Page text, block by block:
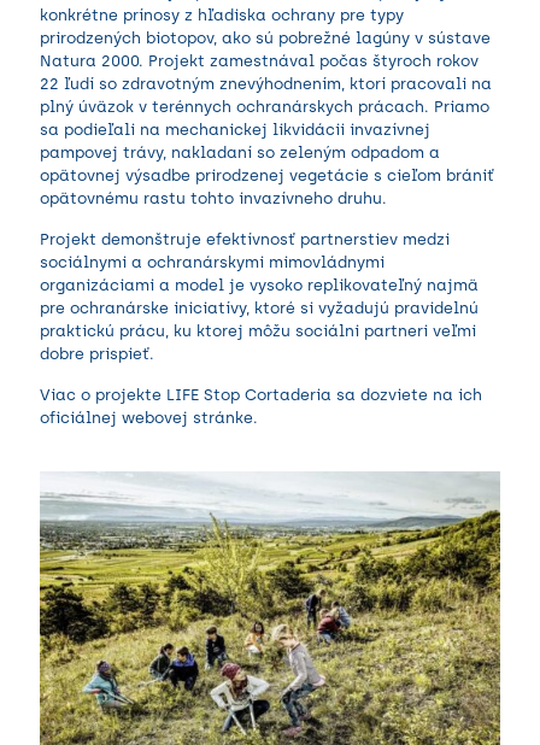
konkrétne prínosy z hľadiska ochrany pre typy
prirodzených biotopov, ako sú pobrežné lagúny v sústave
Natura 2000. Projekt zamestnával počas štyroch rokov
22 ľudí so zdravotným znevýhodnením, ktorí pracovali na
plný úväzok v terénnych ochranárskych prácach. Priamo
sa podieľali na mechanickej likvidácii invazívnej
pampovej trávy, nakladaní so zeleným odpadom a
opätovnej výsadbe prirodzenej vegetácie s cieľom brániť
opätovnému rastu tohto invazívneho druhu.
Projekt demonštruje efektívnosť partnerstiev medzi
sociálnymi a ochranárskymi mimovládnymi
organizáciami a model je vysoko replikovateľný najmä
pre ochranárske iniciatívy, ktoré si vyžadujú pravidelnú
praktickú prácu, ku ktorej môžu sociálni partneri veľmi
dobre prispieť.
Viac o projekte LIFE Stop Cortaderia sa dozviete na ich
oficiálnej webovej stránke.